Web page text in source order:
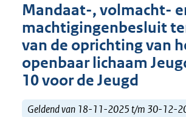
Mandaat-, volmacht-
machtigingenbesluit
van de oprichting van
openbaar lichaam
10 voor de Jeugd
Geldend van 18-11-2025 t/m 30-12-